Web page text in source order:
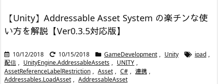
【Unity】Addressable Asset System の楽チンな使
い方を解説【Ver0.3.5対応版】
10/12/2018 10/15/2018 GameDevelopment , Unity ipad ,
配信 , UnityEngine.AddressableAssets , UNITY ,
AssetReferenceLabelRestriction , Asset , C# , 連携 ,
Addressables.LoadAsset , AddressableAsset